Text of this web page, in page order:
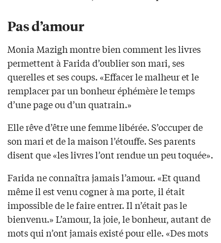
Pas d’amour
Monia Mazigh montre bien comment les livres
permettent à Farida d’oublier son mari, ses
querelles et ses coups. «Effacer le malheur et le
remplacer par un bonheur éphémère le temps
d’une page ou d’un quatrain.»
Elle rêve d’être une femme libérée. S’occuper de
son mari et de la maison l’étouffe. Ses parents
disent que «les livres l’ont rendue un peu toquée».
Farida ne connaîtra jamais l’amour. «Et quand
même il est venu cogner à ma porte, il était
impossible de le faire entrer. Il n’était pas le
bienvenu.» L’amour, la joie, le bonheur, autant de
mots qui n’ont jamais existé pour elle. «Des mots